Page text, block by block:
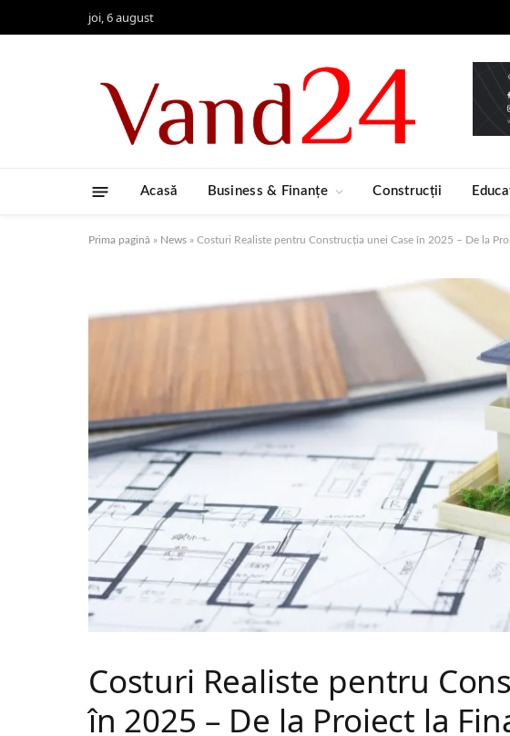
joi, 6 august
Acasă Business & Finanțe Construcții
Prima pagină » News » Costuri Realiste pentru Construcția unei Case în 2025 – De la
Costuri Realiste pentru
în 2025 – De la Proiect la